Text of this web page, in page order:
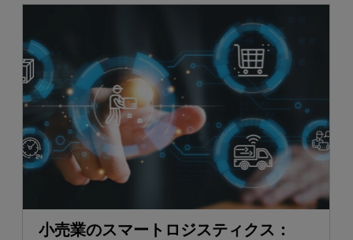
小売業のスマートロジスティクス：